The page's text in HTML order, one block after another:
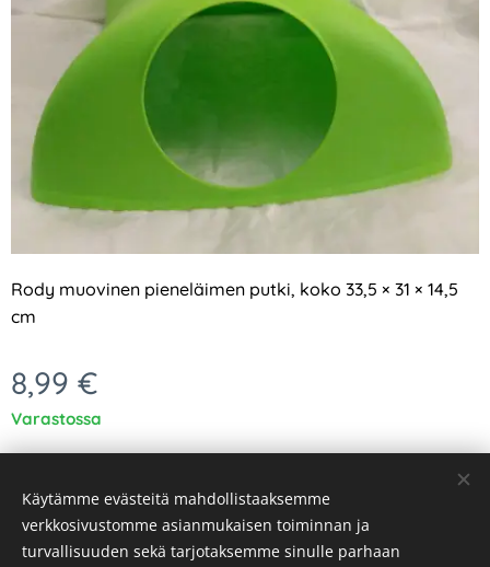
Rody muovinen pieneläimen putki, koko 33,5 × 31 × 14,5
cm
8,99 €
Varastossa
Evästeet
Käytämme evästeitä mahdollistaaksemme
verkkosivustomme asianmukaisen toiminnan ja
turvallisuuden sekä tarjotaksemme sinulle parhaan